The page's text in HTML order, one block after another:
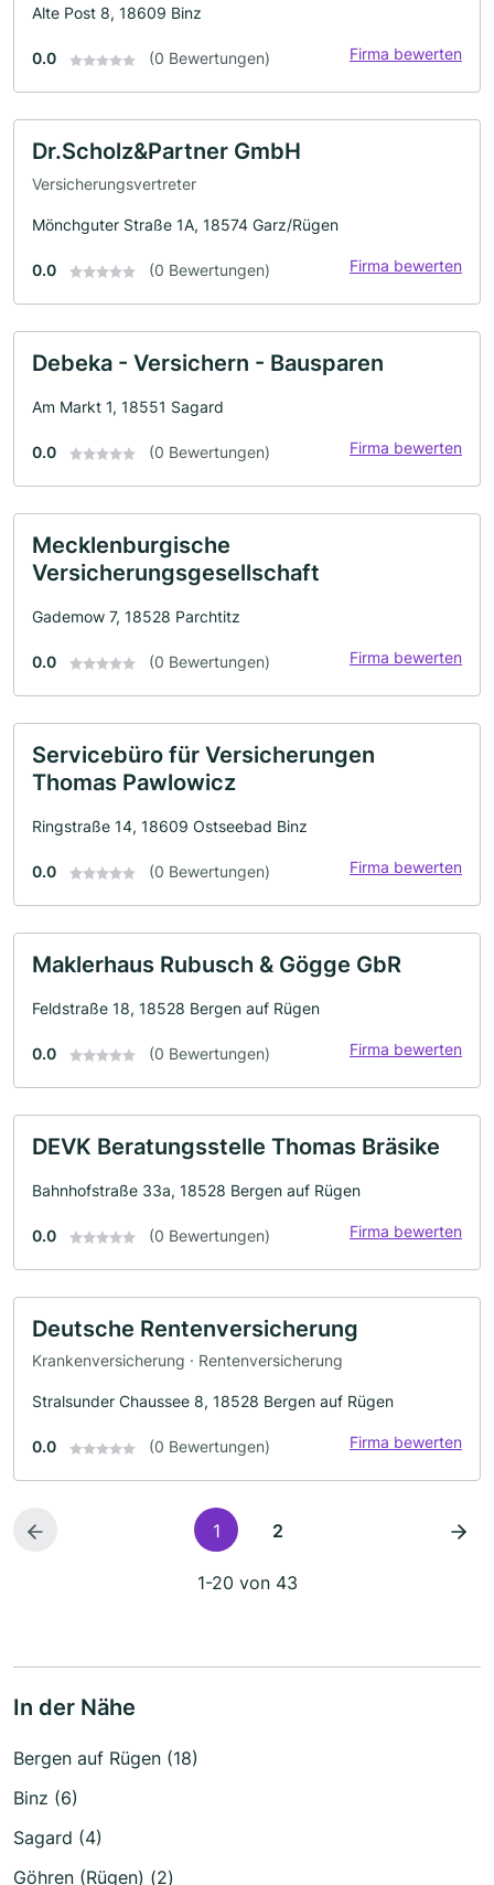
Alte Post 8, 18609 Binz
0.0 (0 Bewertungen) Firma bewerten
Dr.Scholz&Partner GmbH
Versicherungsvertreter
Mönchguter Straße 1A, 18574 Garz/Rügen
0.0 (0 Bewertungen) Firma bewerten
Debeka - Versichern - Bausparen
Am Markt 1, 18551 Sagard
0.0 (0 Bewertungen) Firma bewerten
Mecklenburgische
Versicherungsgesellschaft
Gademow 7, 18528 Parchtitz
0.0 (0 Bewertungen) Firma bewerten
Servicebüro für Versicherungen
Thomas Pawlowicz
Ringstraße 14, 18609 Ostseebad Binz
0.0 (0 Bewertungen) Firma bewerten
Maklerhaus Rubusch & Gögge GbR
Feldstraße 18, 18528 Bergen auf Rügen
0.0 (0 Bewertungen) Firma bewerten
DEVK Beratungsstelle Thomas Bräsike
Bahnhofstraße 33a, 18528 Bergen auf Rügen
0.0 (0 Bewertungen) Firma bewerten
Deutsche Rentenversicherung
Krankenversicherung · Rentenversicherung
Stralsunder Chaussee 8, 18528 Bergen auf Rügen
0.0 (0 Bewertungen) Firma bewerten
1 2
1-20 von 43
In der Nähe
Bergen auf Rügen (18)
Binz (6)
Sagard (4)
Göhren (Rügen) (2)